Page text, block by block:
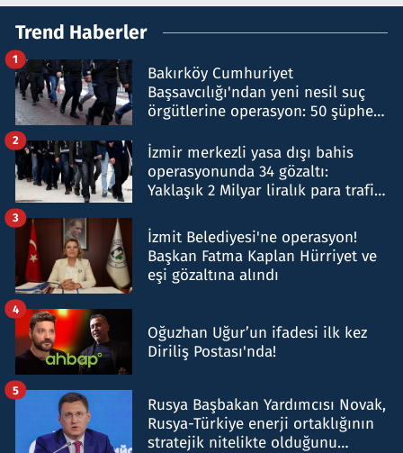
Trend Haberler
Bakırköy Cumhuriyet
Başsavcılığı'ndan yeni nesil suç
örgütlerine operasyon: 50 şüpheli
1
İzmir merkezli yasa dışı bahis
operasyonunda 34 gözaltı:
Yaklaşık 2 Milyar liralık para trafiği
2
İzmit Belediyesi'ne operasyon!
Başkan Fatma Kaplan Hürriyet ve
eşi gözaltına alındı
3
Oğuzhan Uğur’un ifadesi ilk kez
Diriliş Postası'nda!
4
Rusya Başbakan Yardımcısı Novak,
Rusya-Türkiye enerji ortaklığının
stratejik nitelikte olduğunu
5